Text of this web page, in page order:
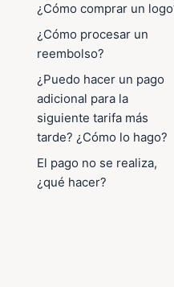
¿Cómo comprar un
¿Cómo procesar un
reembolso?
¿Puedo hacer un pago
adicional para la
siguiente tarifa más
tarde? ¿Cómo lo hago?
El pago no se realiza,
¿qué hacer?